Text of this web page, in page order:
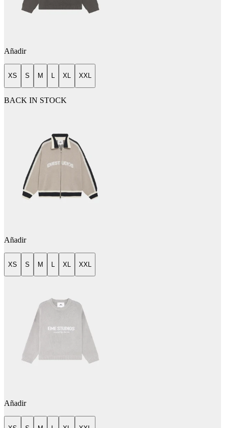
Añadir
XS S M L XL XXL
BACK IN STOCK
Añadir
XS S M XL XXL
Añadir